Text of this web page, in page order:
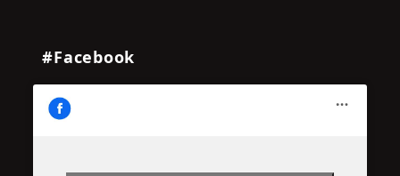
#Facebook